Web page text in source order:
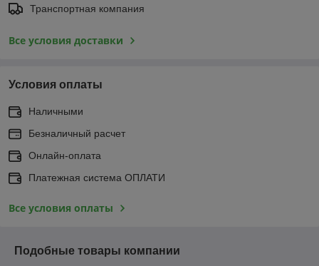
Транспортная компания
Все условия доставки
Условия оплаты
Наличными
Безналичный расчет
Онлайн-оплата
Платежная система ОПЛАТИ
Все условия оплаты
Подобные товары компании